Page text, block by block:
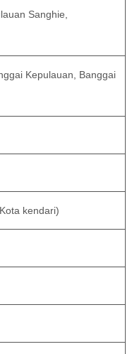
Sanghie,
Kepulauan, Banggai
kendari)